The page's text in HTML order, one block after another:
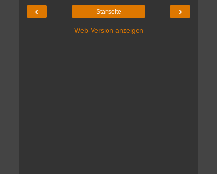
‹ ›
Startseite
Web-Version anzeigen